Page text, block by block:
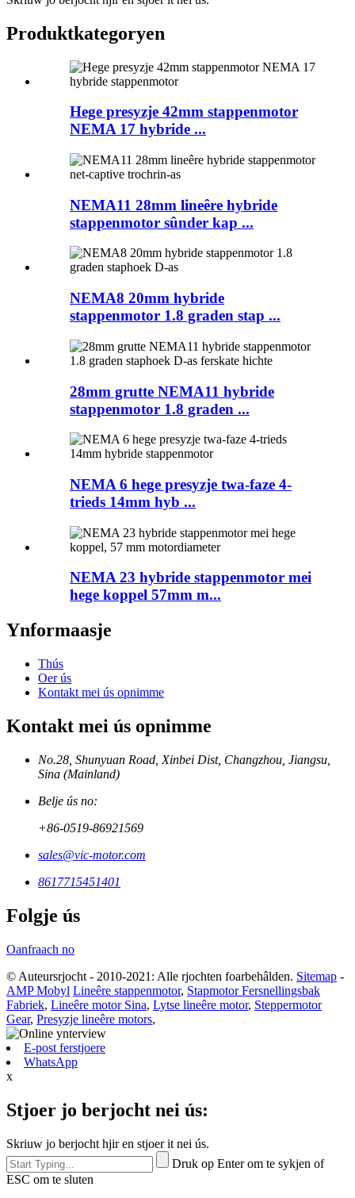
Produktkategoryen
Hege presyzje 42mm stappenmotor
NEMA 17 hybride ...
NEMA11 28mm lineêre hybride
stappenmotor sûnder kap ...
NEMA8 20mm hybride
stappenmotor 1.8 graden stap ...
28mm grutte NEMA11 hybride
stappenmotor 1.8 graden ...
NEMA 6 hege presyzje twa-faze 4-
trieds 14mm hyb ...
NEMA 23 hybride stappenmotor mei
hege koppel 57mm m...
Ynformaasje
Thús
Oer ús
Kontakt mei ús opnimme
Kontakt mei ús opnimme
No.28, Shunyuan Road, Xinbei Dist, Changzhou, Jiangsu,
Sina (Mainland)
Belje ús no:
+86-0519-86921569
sales@vic-motor.com
8617715451401
Folgje ús
Oanfraach no
© Auteursrjocht - 2010-2021: Alle rjochten foarbehâlden. Sitemap -
AMP Mobyl Lineêre stappenmotor, Stapmotor Fersnellingsbak
Fabriek, Lineêre motor Sina, Lytse lineêre motor, Steppermotor
Gear, Presyzje lineêre motors,
E-post ferstjoere
WhatsApp
x
Stjoer jo berjocht nei ús:
Skriuw jo berjocht hjir en stjoer it nei ús.
Druk op Enter om te sykjen of
ESC om te sluten